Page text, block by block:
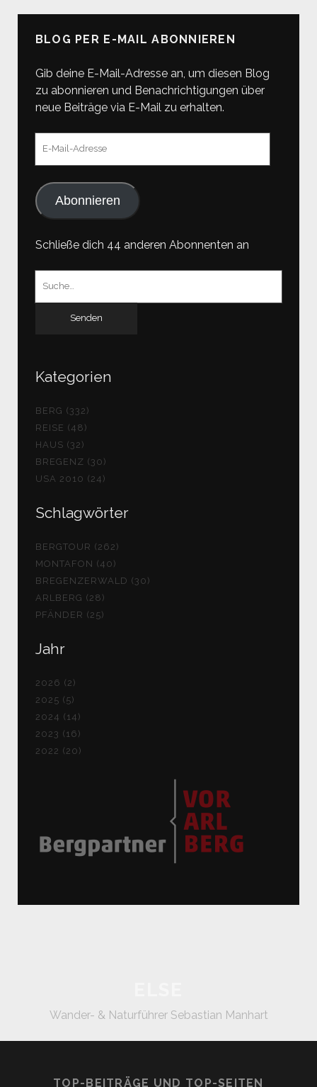
BLOG PER E-MAIL ABONNIEREN
Gib deine E-Mail-Adresse an, um diesen Blog
zu abonnieren und Benachrichtigungen über
neue Beiträge via E-Mail zu erhalten.
Abonnieren
Schließe dich 44 anderen Abonnenten an
Kategorien
BERG (332)
REISE (48)
HAUS (32)
BREGENZ (30)
USA 2010 (24)
Schlagwörter
BERGTOUR (262)
MONTAFON (40)
BREGENZERWALD (30)
ARLBERG (28)
PFÄNDER (25)
Jahr
2026 (2)
2025 (5)
2024 (14)
2023 (16)
2022 (20)
Wander- & Naturführer Sebastian Manhart
TOP-BEITRÄGE UND TOP-SEITEN